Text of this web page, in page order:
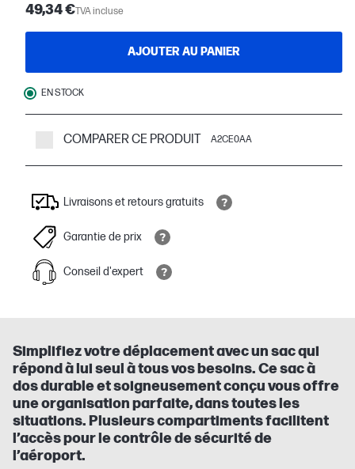
49,34 €TVA incluse
AJOUTER AU PANIER
EN STOCK
COMPARER CE PRODUIT A2CE0AA
Livraisons et retours gratuits
Garantie de prix
Conseil d'expert
Simplifiez votre déplacement avec un sac qui
répond à lui seul à tous vos besoins. Ce sac à
dos durable et soigneusement conçu vous offre
une organisation parfaite, dans toutes les
situations. Plusieurs compartiments facilitent
l’accès pour le contrôle de sécurité de
l’aéroport.